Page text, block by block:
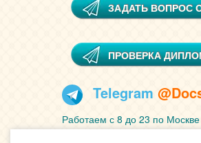
ЗАДАТЬ ВОПРОС
ПРОВЕРКА
Telegram
Работаем с 8 до 23 по Москве